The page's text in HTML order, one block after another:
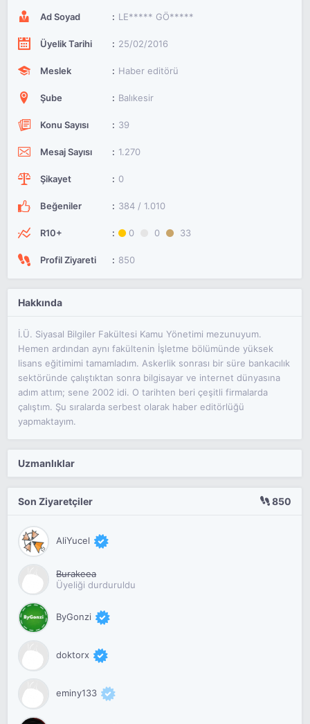
Ad Soyad LE***** GÖ*****
Üyelik Tarihi 25/02/2016
Meslek Haber editörü
Şube Balıkesir
Konu Sayısı 39
Mesaj Sayısı 1.270
Şikayet 0
Beğeniler 384 / 1.010
R10+ 0 0 33
Profil Ziyareti 850
Hakkında
İ.Ü. Siyasal Bilgiler Fakültesi Kamu Yönetimi mezunuyum.
Hemen ardından aynı fakültenin İşletme bölümünde yüksek
lisans eğitimimi tamamladım. Askerlik sonrası bir süre bankacılık
sektöründe çalıştıktan sonra bilgisayar ve internet dünyasına
adım attım; sene 2002 idi. O tarihten beri çeşitli firmalarda
çalıştım. Şu sıralarda serbest olarak haber editörlüğü
yapmaktayım.
Uzmanlıklar
Son Ziyaretçiler 850
AliYucel
Burakeea
Üyeliği durduruldu
ByGonzi
doktorx
eminy133